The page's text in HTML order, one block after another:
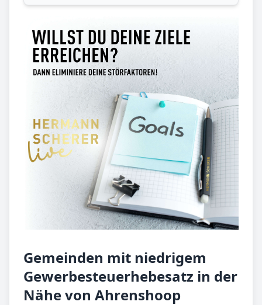
Gemeinden mit niedrigem
Gewerbesteuerhebesatz in der
Nähe von Ahrenshoop